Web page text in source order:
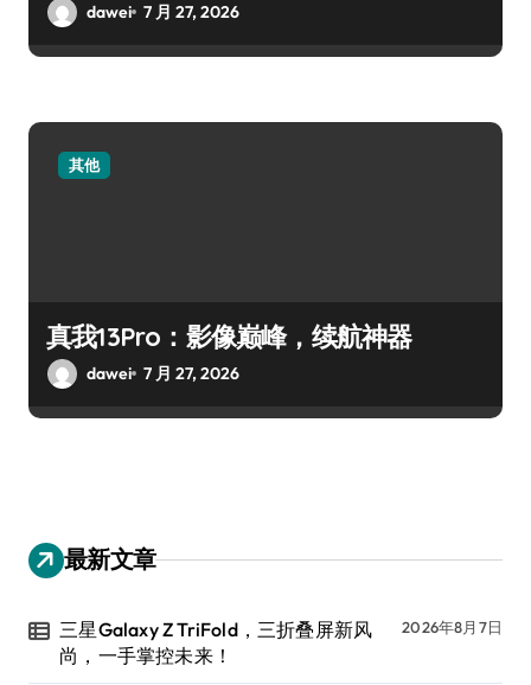
dawei 7 月 27, 2026
其他
真我13Pro：影像巅峰，续航神器
dawei 7 月 27, 2026
最新文章
三星Galaxy Z TriFold，三折叠屏新风
尚，一手掌控未来！
2026年8月7日